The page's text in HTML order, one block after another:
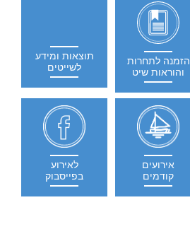
הזמנה לתחרות
והוראות שיט
תוצאות ומידע
לשייטים
אירועים
קודמים
לאירוע
בפייסבוק